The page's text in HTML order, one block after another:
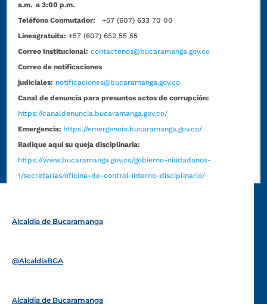
a.m. a 3:00 p.m.
Teléfono Conmutador:
+57 (607) 633 70 00
Líneagratuita: +57 (607) 652 55 55
Correo Institucional: contactenos@bucaramanga.gov.co
Correo de notificaciones
judiciales: notificaciones@bucaramanga.gov.co
Canal de denuncia para presuntos actos de corrupción:
https://canaldenuncia.bucaramanga.gov.co/
Emergencia: https://emergencia.bucaramanga.gov.co/
Radique aquí su queja disciplinaria:
https://www.bucaramanga.gov.co/gobierno-ciudadanos-
1/secretarias/oficina-de-control-interno-disciplinario/
Alcaldía de Bucaramanga
@AlcaldíaBGA
Alcaldía de Bucaramanga